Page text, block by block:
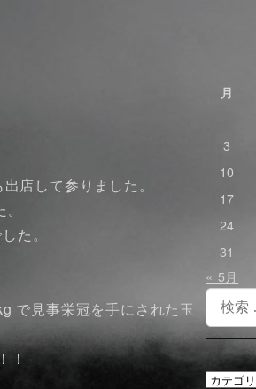
店して参りました。
た。
で見事栄冠を手にされた玉
！
月
3
10
17
24
31
« 5月
検
索
カ